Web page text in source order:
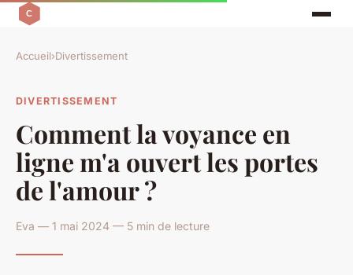
Accueil›Divertissement
DIVERTISSEMENT
Comment la voyance en
ligne m'a ouvert les portes
de l'amour ?
Eva — 1 mai 2024 — 5 min de lecture